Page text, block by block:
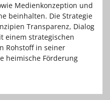
Medienkonzeption und
beinhalten. Die Strategie
Transparenz, Dialog
einem strategischen
Rohstoff in seiner
heimische Förderung